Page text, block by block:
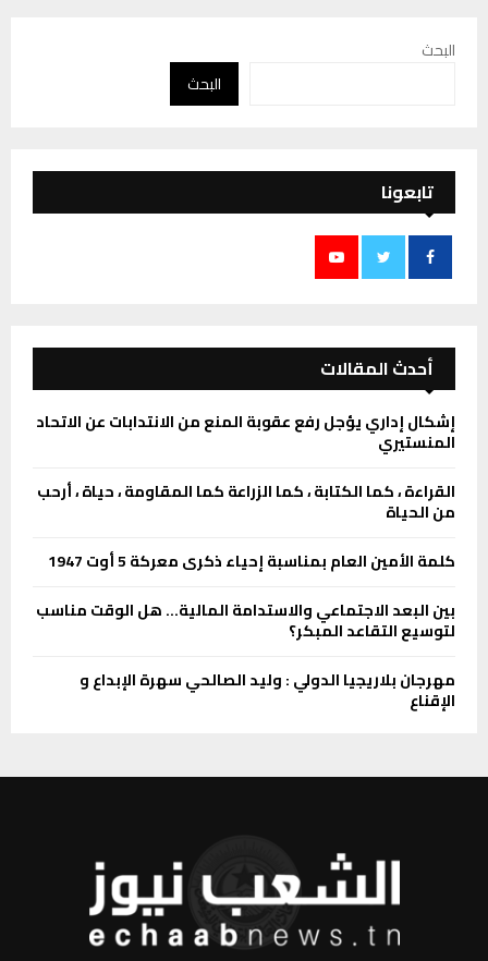
البحث
البحث
تابعونا
أحدث المقالات
إشكال إداري يؤجل رفع عقوبة المنع من الانتدابات عن الاتحاد
المنستيري
القراءة ، كما الكتابة ، كما الزراعة كما المقاومة ، حياة ، أرحب
من الحياة
كلمة الأمين العام بمناسبة إحياء ذكرى معركة 5 أوت 1947
بين البعد الاجتماعي والاستدامة المالية… هل الوقت مناسب
لتوسيع التقاعد المبكر؟
مهرجان بلاريجيا الدولي : وليد الصالحي سهرة الإبداع و
الإقناع